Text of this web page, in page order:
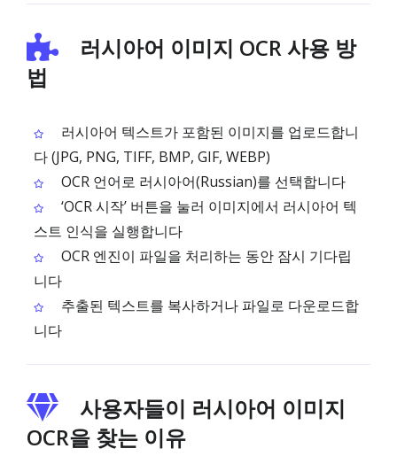
러시아어 이미지 OCR 사용 방
법
러시아어 텍스트가 포함된 이미지를 업로드합니
다 (JPG, PNG, TIFF, BMP, GIF, WEBP)
OCR 언어로 러시아어(Russian)를 선택합니다
‘OCR 시작’ 버튼을 눌러 이미지에서 러시아어 텍
스트 인식을 실행합니다
OCR 엔진이 파일을 처리하는 동안 잠시 기다립
니다
추출된 텍스트를 복사하거나 파일로 다운로드합
니다
사용자들이 러시아어 이미지
OCR을 찾는 이유